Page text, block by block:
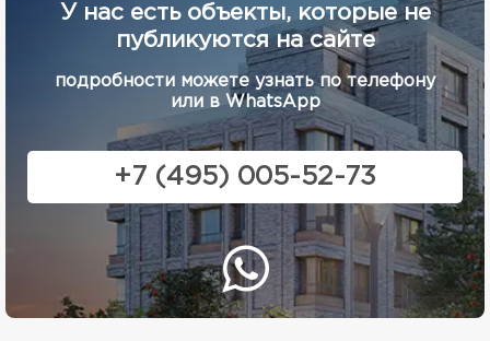
У нас есть объекты, которые не
публикуются на сайте
подробности можете узнать по телефону
или в WhatsApp
+7 (495) 005-52-73